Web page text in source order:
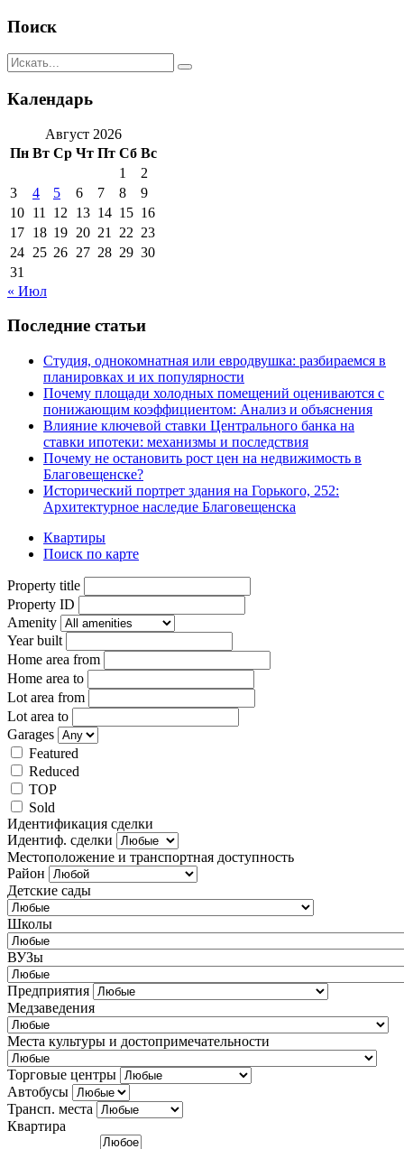
Поиск
Календарь
Август 2026
Пн Вт Ср Чт Пт Сб Вс
1
2
3
4 5 6 7 8
9
10 11 12 13 14 15 16
17 18 19 20 21 22 23
24 25 26 27 28 29 30
31
« Июл
Последние статьи
Студия, однокомнатная или евродвушка: разбираемся в
планировках и их популярности
Почему площади холодных помещений оцениваются с
понижающим коэффициентом: Анализ и объяснения
Влияние ключевой ставки Центрального банка на
ставки ипотеки: механизмы и последствия
Почему не остановить рост цен на недвижимость в
Благовещенске?
Исторический портрет здания на Горького, 252:
Архитектурное наследие Благовещенска
Квартиры
Поиск по карте
Property title
Property ID
Amenity
Year built
Home area from
Home area to
Lot area from
Lot area to
Garages
Featured
Reduced
TOP
Sold
Идентификация сделки
Идентиф. сделки
Местоположение и транспортная доступность
Район
Детские сады
Школы
ВУЗы
Предприятия
Медзаведения
Места культуры и достопримечательности
Торговые центры
Автобусы
Трансп. места
Квартира